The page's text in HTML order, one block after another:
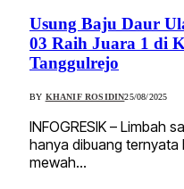
Usung Baju Daur
03 Raih Juara 1 di
Tanggulrejo
BY KHANIF ROSIDIN25/08/2025
INFOGRESIK – Limbah
hanya dibuang ternyata
mewah…